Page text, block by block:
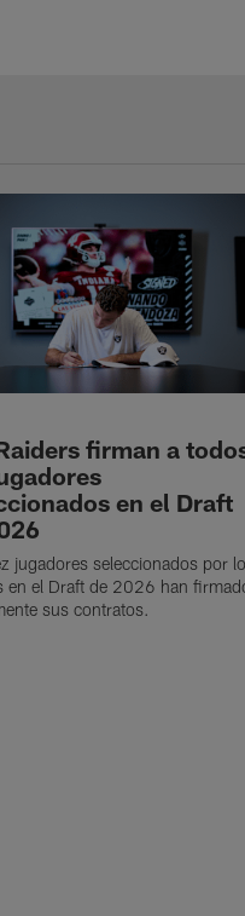
firman a
en el Draft
jugadores seleccionados por
en el Draft de 2026 han
sus contratos.